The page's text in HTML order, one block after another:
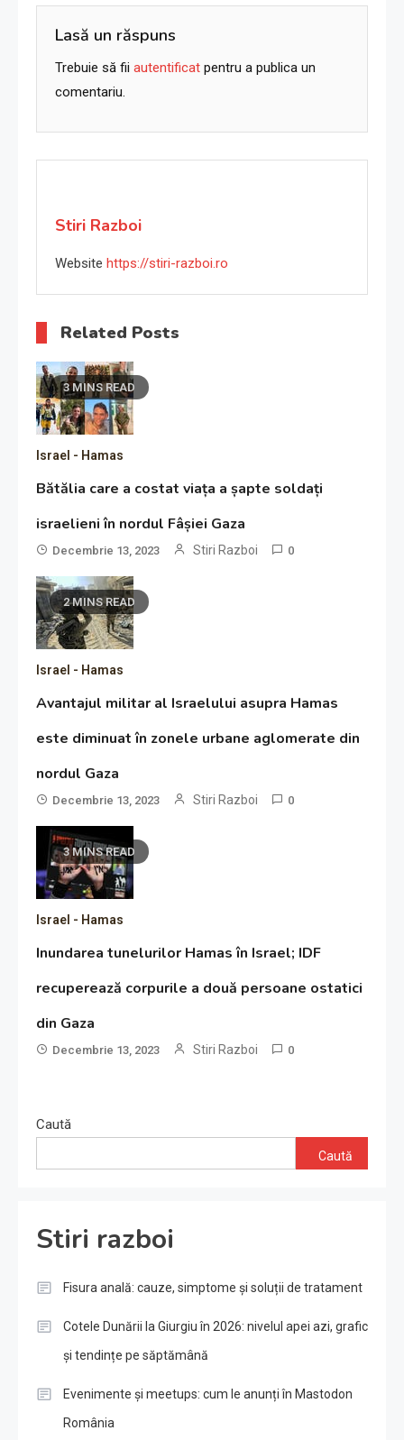
articole
Lasă un răspuns
Trebuie să fii autentificat pentru a publica un
comentariu.
Stiri Razboi
Website https://stiri-razboi.ro
Related Posts
3 MINS READ
Israel - Hamas
Bătălia care a costat viața a șapte soldați
israelieni în nordul Fâșiei Gaza
Decembrie 13, 2023 Stiri Razboi 0
2 MINS READ
Israel - Hamas
Avantajul militar al Israelului asupra Hamas
este diminuat în zonele urbane aglomerate din
nordul Gaza
Decembrie 13, 2023 Stiri Razboi 0
3 MINS READ
Israel - Hamas
Inundarea tunelurilor Hamas în Israel; IDF
recuperează corpurile a două persoane ostatici
din Gaza
Decembrie 13, 2023 Stiri Razboi 0
Caută
Caută
Stiri razboi
Fisura anală: cauze, simptome și soluții de tratament
Cotele Dunării la Giurgiu în 2026: nivelul apei azi, grafic
și tendințe pe săptămână
Evenimente și meetups: cum le anunți în Mastodon
România